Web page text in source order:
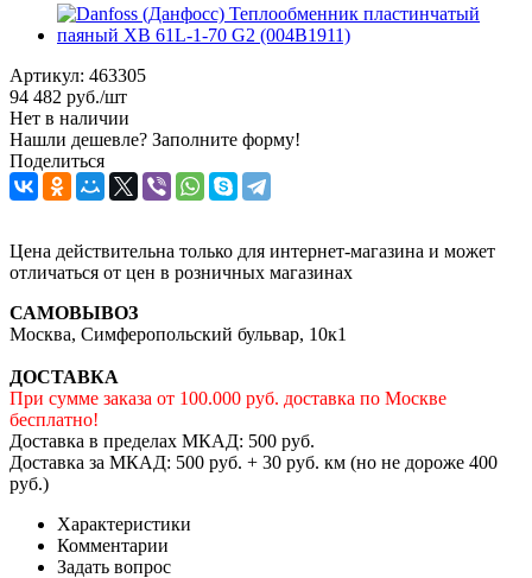
Артикул: 463305
94 482 руб./шт
Нет в наличии
Нашли дешевле? Заполните форму!
Поделиться
Цена действительна только для интернет-магазина и может
отличаться от цен в розничных магазинах
САМОВЫВОЗ
Москва, Симферопольский бульвар, 10к1
ДОСТАВКА
При сумме заказа от 100.000 руб. доставка по Москве
бесплатно!
Доставка в пределах МКАД: 500 руб.
Доставка за МКАД: 500 руб. + 30 руб. км (но не дороже 400
руб.)
Характеристики
Комментарии
Задать вопрос